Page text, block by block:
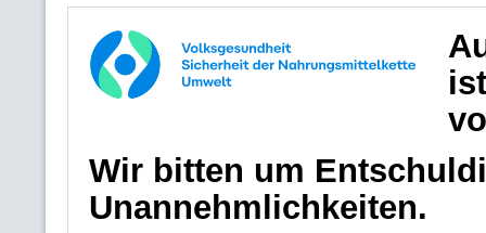
Wir bitten um
Unannehmlichkeiten.